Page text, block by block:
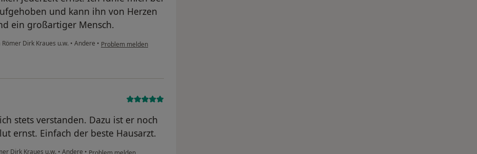
und kann ihn von Herzen
ein großartiger Mensch.
Dirk Kraues u.w. • Andere • Problem melden
stets verstanden. Dazu ist er noch
ernst. Einfach der beste Hausarzt.
Dirk Kraues u.w. • Andere •